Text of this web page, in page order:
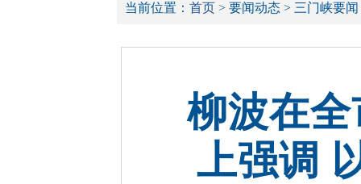
当前位置： 首页 > 要闻动态 > 三门峡要
柳波在
上强调